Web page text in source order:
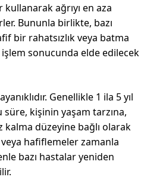
ağrıyı en aza
Bununla birlikte, bazı
bir rahatsızlık veya batma
sonucunda elde edilecek
Genellikle 1 ila 5 yıl
süre, kişinin yaşam tarzına,
düzeyine bağlı olarak
hafiflemeler zamanla
bazı hastalar yeniden